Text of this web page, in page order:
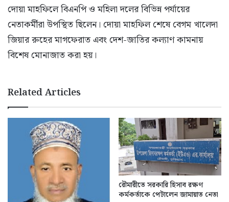
দোয়া মাহফিলে বিএনপি ও মহিলা দলের বিভিন্ন পর্যায়ের
নেতাকর্মীরা উপস্থিত ছিলেন। দোয়া মাহফিল শেষে বেগম খালেদা
জিয়ার রুহের মাগফেরাত এবং দেশ-জাতির কল্যাণ কামনায়
বিশেষ মোনাজাত করা হয়।
Related Articles
রৌমারীতে সরকারি হিসাব রক্ষণ
কর্মকর্তাকে পেটালেন জামায়াত নেতা